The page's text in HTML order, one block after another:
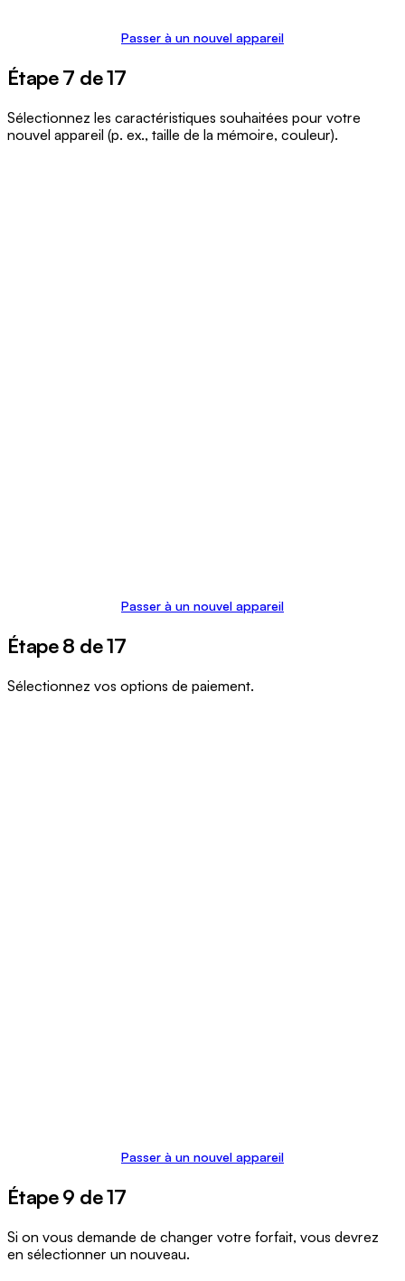
Passer à un nouvel appareil
Étape 7 de 17
Sélectionnez les caractéristiques souhaitées pour votre
nouvel appareil (p. ex., taille de la mémoire, couleur).
Passer à un nouvel appareil
Étape 8 de 17
Sélectionnez vos options de paiement.
Passer à un nouvel appareil
Étape 9 de 17
Si on vous demande de changer votre forfait, vous devrez
en sélectionner un nouveau.